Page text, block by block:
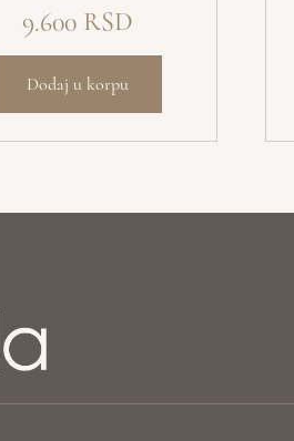
9.600
Dodaj u korpu